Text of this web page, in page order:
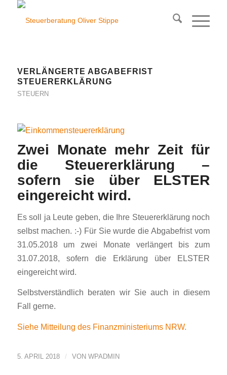
VERLÄNGERTE ABGABEFRIST
STEUERERKLÄRUNG
STEUERN
Zwei Monate mehr Zeit für
die Steuererklärung –
sofern sie über ELSTER
eingereicht wird.
Es soll ja Leute geben, die Ihre Steuererklärung noch
selbst machen. :-) Für Sie wurde die Abgabefrist vom
31.05.2018 um zwei Monate verlängert bis zum
31.07.2018, sofern die Erklärung über ELSTER
eingereicht wird.
Selbstverständlich beraten wir Sie auch in diesem
Fall gerne.
Siehe Mitteilung des Finanzministeriums NRW.
5. APRIL 2018 / VON WPADMIN